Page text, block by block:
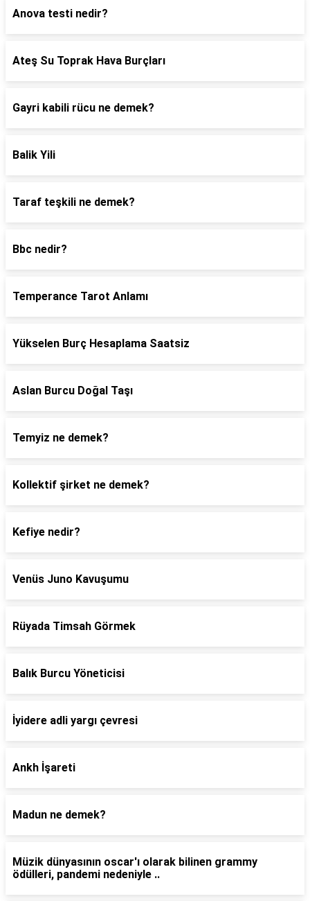
Anova testi nedir?
Ateş Su Toprak Hava Burçları
Gayri kabili rücu ne demek?
Balik Yili
Taraf teşkili ne demek?
Bbc nedir?
Temperance Tarot Anlamı
Yükselen Burç Hesaplama Saatsiz
Aslan Burcu Doğal Taşı
Temyiz ne demek?
Kollektif şirket ne demek?
Kefiye nedir?
Venüs Juno Kavuşumu
Rüyada Timsah Görmek
Balık Burcu Yöneticisi
İyidere adli yargı çevresi
Ankh İşareti
Madun ne demek?
Müzik dünyasının oscar'ı olarak bilinen grammy
ödülleri, pandemi nedeniyle ..